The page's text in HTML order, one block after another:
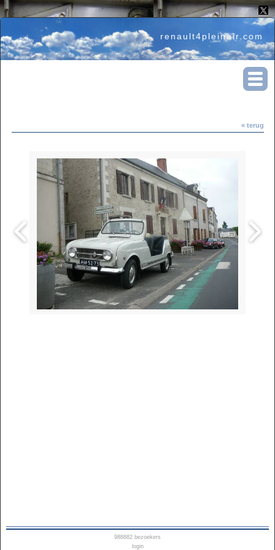
renault4pleinair.com
« terug
988882 bezoekers
login